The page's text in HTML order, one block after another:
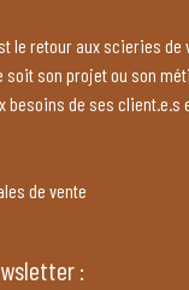
le retour aux scieries de
soit son projet ou son
besoins de ses client.e.s
de vente
: